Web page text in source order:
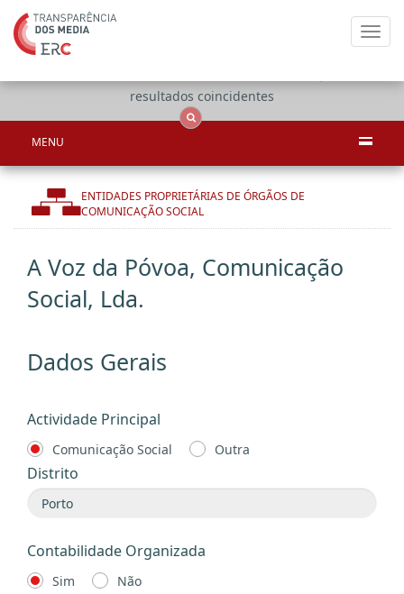
resultados coincidentes
MENU
ENTIDADES PROPRIETÁRIAS DE ÓRGÃOS DE
COMUNICAÇÃO SOCIAL
A Voz da Póvoa, Comunicação
Social, Lda.
Dados Gerais
Actividade Principal
Comunicação Social Outra
Distrito
Contabilidade Organizada
Sim Não